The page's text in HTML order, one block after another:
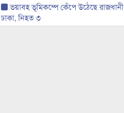
ভয়াবহ ভূমিকম্পে কেঁপে উঠেছে রাজধানী
ঢাকা, নিহত ৩